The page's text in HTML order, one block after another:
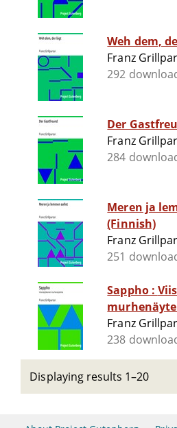
Weh dem,
Franz
292
Der
Franz
284
Meren ja
(Finnish)
Franz
251
Sappho : Viisinäytöksinen
Franz
238
Displaying results 1–20